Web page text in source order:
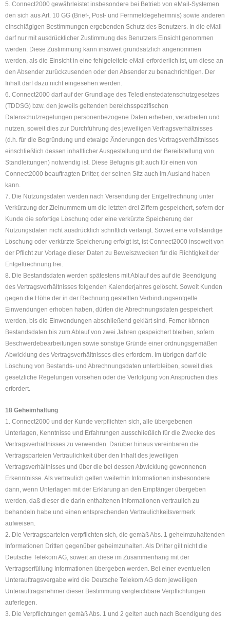
5. Connect2000 gewährleistet insbesondere bei Betrieb von eMail-Systemen
den sich aus Art. 10 GG (Brief-, Post- und Fernmeldegeheimnis) sowie anderen
einschlägigen Bestimmungen ergebenden Schutz des Benutzers. In die eMail
darf nur mit ausdrücklicher Zustimmung des Benutzers Einsicht genommen
werden. Diese Zustimmung kann insoweit grundsätzlich angenommen
werden, als die Einsicht in eine fehlgeleitete eMail erforderlich ist, um diese an
den Absender zurückzusenden oder den Absender zu benachrichtigen. Der
Inhalt darf dazu nicht eingesehen werden.
6. Connect2000 darf auf der Grundlage des Teledienstedatenschutzgesetzes
(TDDSG) bzw. den jeweils geltenden bereichsspezifischen
Datenschutzregelungen personenbezogene Daten erheben, verarbeiten und
nutzen, soweit dies zur Durchführung des jeweiligen Vertragsverhältnisses
(d.h. für die Begründung und etwaige Änderungen des Vertragsverhältnisses
einschließlich dessen inhaltlicher Ausgestaltung und der Bereitstellung von
Standleitungen) notwendig ist. Diese Befugnis gilt auch für einen von
Connect2000 beauftragten Dritter, der seinen Sitz auch im Ausland haben
kann.
7. Die Nutzungsdaten werden nach Versendung der Entgeltrechnung unter
Verkürzung der Zielnummern um die letzten drei Ziffern gespeichert, sofern der
Kunde die sofortige Löschung oder eine verkürzte Speicherung der
Nutzungsdaten nicht ausdrücklich schriftlich verlangt. Soweit eine vollständige
Löschung oder verkürzte Speicherung erfolgt ist, ist Connect2000 insoweit von
der Pflicht zur Vorlage dieser Daten zu Beweiszwecken für die Richtigkeit der
Entgeltrechnung frei.
8. Die Bestandsdaten werden spätestens mit Ablauf des auf die Beendigung
des Vertragsverhältnisses folgenden Kalenderjahres gelöscht. Soweit Kunden
gegen die Höhe der in der Rechnung gestellten Verbindungsentgelte
Einwendungen erhoben haben, dürfen die Abrechnungsdaten gespeichert
werden, bis die Einwendungen abschließend geklärt sind. Ferner können
Bestandsdaten bis zum Ablauf von zwei Jahren gespeichert bleiben, sofern
Beschwerdebearbeitungen sowie sonstige Gründe einer ordnungsgemäßen
Abwicklung des Vertragsverhältnisses dies erfordern. Im übrigen darf die
Löschung von Bestands- und Abrechnungsdaten unterbleiben, soweit dies
gesetzliche Regelungen vorsehen oder die Verfolgung von Ansprüchen dies
erfordert.
18 Geheimhaltung
1. Connect2000 und der Kunde verpflichten sich, alle übergebenen
Unterlagen, Kenntnisse und Erfahrungen ausschließlich für die Zwecke des
Vertragsverhältnisses zu verwenden. Darüber hinaus vereinbaren die
Vertragsparteien Vertraulichkeit über den Inhalt des jeweiligen
Vertragsverhältnisses und über die bei dessen Abwicklung gewonnenen
Erkenntnisse. Als vertraulich gelten weiterhin Informationen insbesondere
dann, wenn Unterlagen mit der Erklärung an den Empfänger übergeben
werden, daß dieser die darin enthaltenen Informationen vertraulich zu
behandeln habe und einen entsprechenden Vertraulichkeitsvermerk
aufweisen.
2. Die Vertragsparteien verpflichten sich, die gemäß Abs. 1 geheimzuhaltenden
Informationen Dritten gegenüber geheimzuhalten. Als Dritter gilt nicht die
Deutsche Telekom AG, soweit an diese im Zusammenhang mit der
Vertragserfüllung Informationen übergeben werden. Bei einer eventuellen
Unterauftragsvergabe wird die Deutsche Telekom AG dem jeweiligen
Unterauftragsnehmer dieser Bestimmung vergleichbare Verpflichtungen
auferlegen.
3. Die Verpflichtungen gemäß Abs. 1 und 2 gelten auch nach Beendigung des